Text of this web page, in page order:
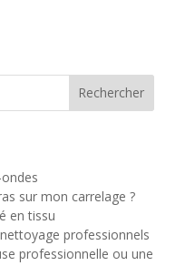
Rechercher
sur mon carrelage ?
en tissu
professionnels
professionnelle ou une